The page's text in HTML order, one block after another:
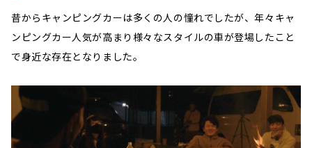
昔からキャンピングカーは多くの人の憧れでしたが、年々キャ
ンピングカー人気が高まり様々なスタイルの車が登場したこと
で身近な存在となりました。